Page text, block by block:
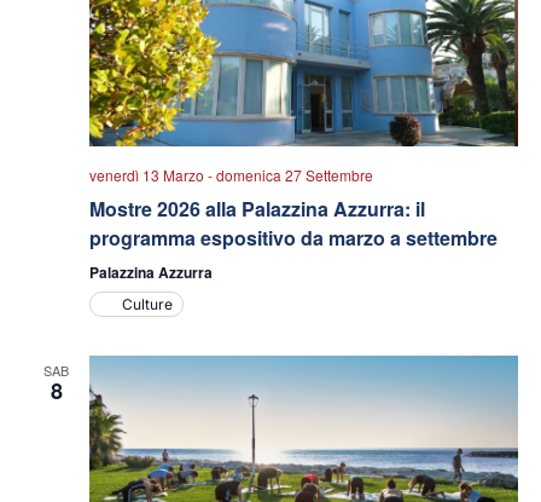
venerdì 13 Marzo -domenica 27 Settembre
Mostre 2026 alla Palazzina Azzurra: il
programma espositivo da marzo a settembre
Palazzina Azzurra
Culture
SAB
8